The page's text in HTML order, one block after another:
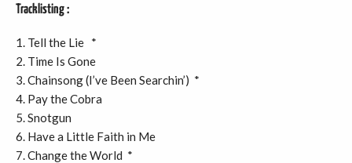
Tracklisting :
1. Tell the Lie *
2. Time Is Gone
3. Chainsong (I’ve Been Searchin’) *
4. Pay the Cobra
5. Snotgun
6. Have a Little Faith in Me
7. Change the World *